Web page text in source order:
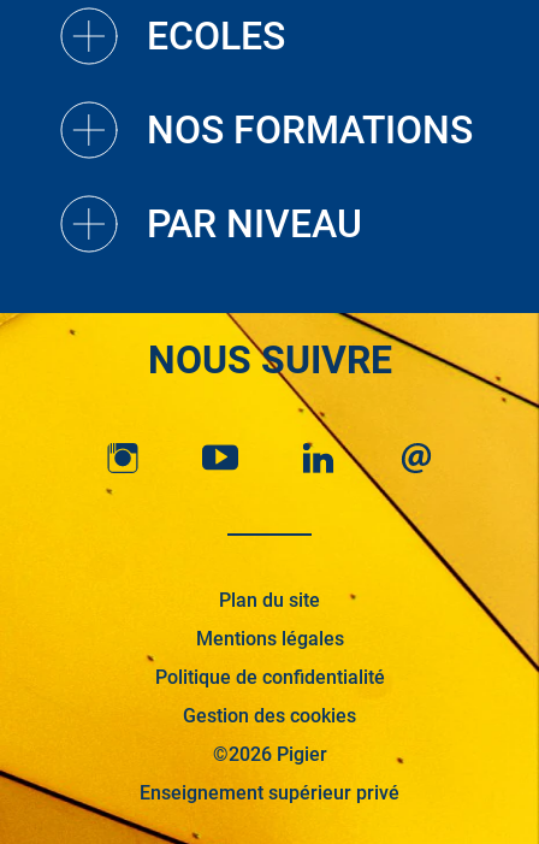
ECOLES
NOS FORMATIONS
PAR NIVEAU
NOUS SUIVRE
Plan du site
Mentions légales
Politique de confidentialité
Gestion des cookies
©2026 Pigier
Enseignement supérieur privé